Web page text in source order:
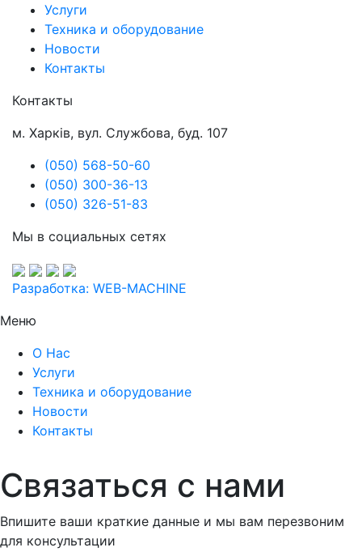
Услуги
Техника и оборудование
Новости
Контакты
Контакты
м. Харків, вул. Службова, буд. 107
(050) 568-50-60
(050) 300-36-13
(050) 326-51-83
Мы в социальных сетях
Разработка: WEB-MACHINE
Меню
О Нас
Услуги
Техника и оборудование
Новости
Контакты
Связаться с нами
Впишите ваши краткие данные и мы вам перезвоним
для консультации